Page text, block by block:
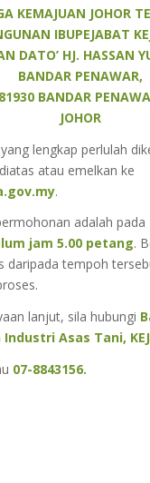
KEMAJUAN JOHOR
IBUPEJABAT
DATO’ HJ. HASSAN
BANDAR PENAWAR,
81930 BANDAR
JOHOR
lengkap perlulah
atau emelkan ke
.
adalah pada
jam 5.00 petang.
daripada tempoh
lanjut, sila hubungi
Asas Tani,
07-8843156.